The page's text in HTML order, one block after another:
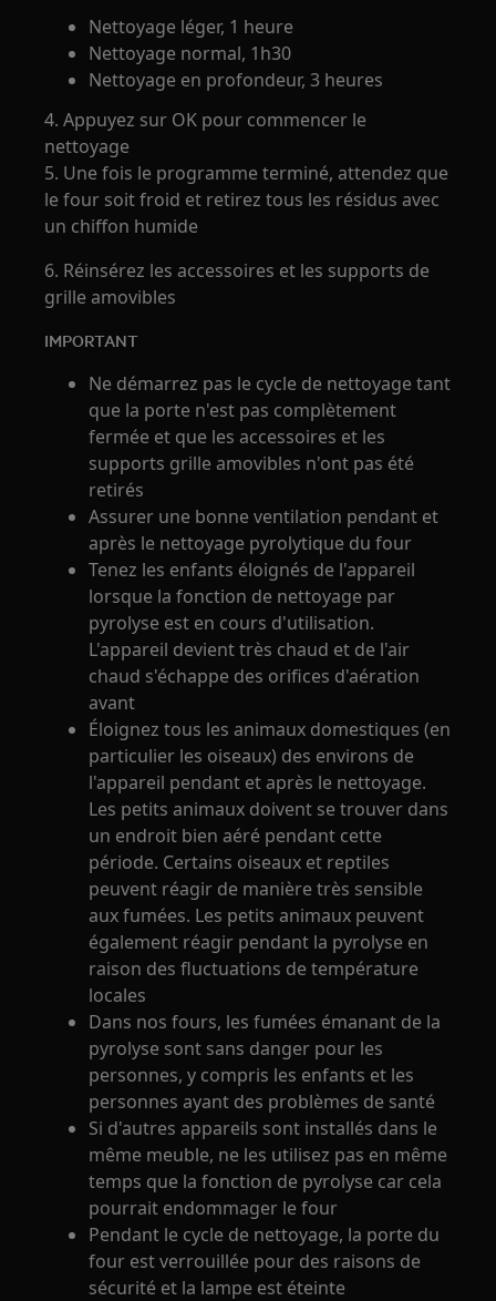
Nettoyage léger, 1 heure
Nettoyage normal, 1h30
Nettoyage en profondeur, 3 heures
4. Appuyez sur OK pour commencer le
nettoyage
5. Une fois le programme terminé, attendez que
le four soit froid et retirez tous les résidus avec
un chiffon humide
6. Réinsérez les accessoires et les supports de
grille amovibles
IMPORTANT
Ne démarrez pas le cycle de nettoyage tant
que la porte n'est pas complètement
fermée et que les accessoires et les
supports grille amovibles n'ont pas été
retirés
Assurer une bonne ventilation pendant et
après le nettoyage pyrolytique du four
Tenez les enfants éloignés de l'appareil
lorsque la fonction de nettoyage par
pyrolyse est en cours d'utilisation.
L'appareil devient très chaud et de l'air
chaud s'échappe des orifices d'aération
avant
Éloignez tous les animaux domestiques (en
particulier les oiseaux) des environs de
l'appareil pendant et après le nettoyage.
Les petits animaux doivent se trouver dans
un endroit bien aéré pendant cette
période. Certains oiseaux et reptiles
peuvent réagir de manière très sensible
aux fumées. Les petits animaux peuvent
également réagir pendant la pyrolyse en
raison des fluctuations de température
locales
Dans nos fours, les fumées émanant de la
pyrolyse sont sans danger pour les
personnes, y compris les enfants et les
personnes ayant des problèmes de santé
Si d'autres appareils sont installés dans le
même meuble, ne les utilisez pas en même
temps que la fonction de pyrolyse car cela
pourrait endommager le four
Pendant le cycle de nettoyage, la porte du
four est verrouillée pour des raisons de
sécurité et la lampe est éteinte